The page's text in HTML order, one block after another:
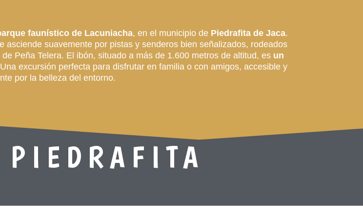
faunístico de Lacuniacha, en el municipio de Piedrafita de Jaca.
suavemente por pistas y senderos bien señalizados, rodeados
Peña Telera. El ibón, situado a más de 1.600 metros de altitud, es un
excursión perfecta para disfrutar en familia o con amigos, accesible y
por la belleza del entorno.